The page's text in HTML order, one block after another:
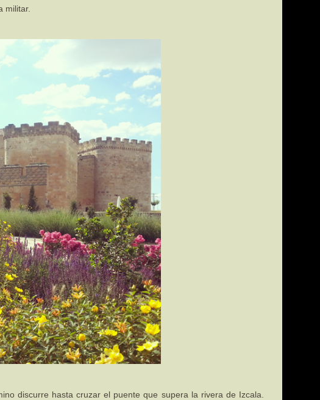
militar.
discurre hasta cruzar el puente que supera la rivera de Izcala.